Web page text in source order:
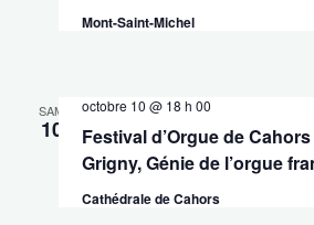
Mont-Saint-Michel
SAM
10
Festival d’Orgue de
Grigny, Génie de l’orgue
octobre 10 @ 18 h 00
Cathédrale de Cahors